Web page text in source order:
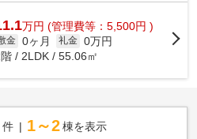
万円 (管理費等：5,500円 )
金 0ヶ月 礼金 0万円
/ 2LDK / 55.06㎡
件 1～2 棟を表示